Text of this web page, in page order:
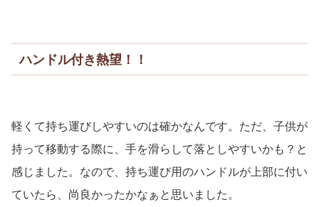
ハンドル付き熱望！！
軽くて持ち運びしやすいのは確かなんです。ただ、子供が
持って移動する際に、手を滑らして落としやすいかも？と
感じました。なので、持ち運び用のハンドルが上部に付い
ていたら、尚良かったかなぁと思いました。